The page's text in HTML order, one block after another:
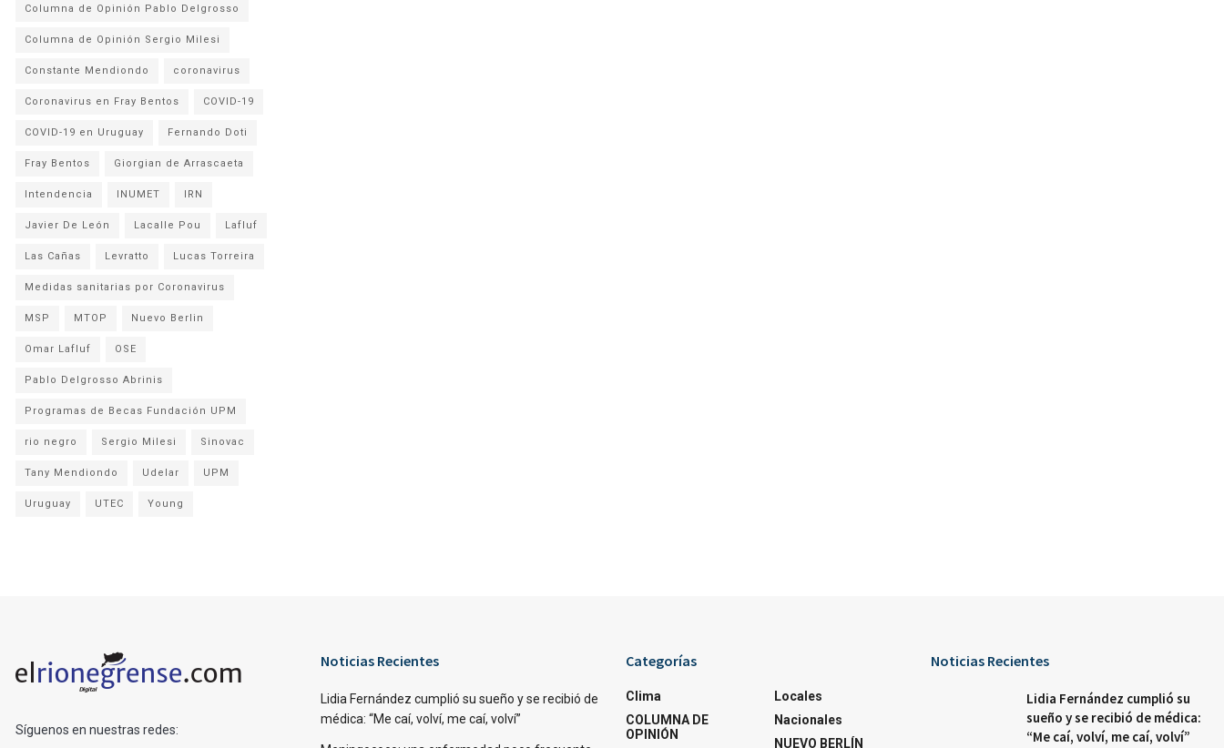
Columna de Opinión Pablo Delgrosso
Columna de Opinión Sergio Milesi
Constante Mendiondo coronavirus
Coronavirus en Fray Bentos COVID-19
COVID-19 en Uruguay Fernando Doti
Fray Bentos Giorgian de Arrascaeta
Intendencia INUMET IRN
Javier De León Lacalle Pou Lafluf
Las Cañas Levratto Lucas Torreira
Medidas sanitarias por Coronavirus
MSP MTOP Nuevo Berlin
Omar Lafluf OSE
Pablo Delgrosso Abrinis
Programas de Becas Fundación UPM
rio negro Sergio Milesi Sinovac
Tany Mendiondo Udelar UPM
Uruguay UTEC Young
Síguenos en nuestras redes:
Noticias Recientes
Lidia Fernández cumplió su sueño y se recibió de
médica: “Me caí, volví, me caí, volví”
Categorías
Clima
COLUMNA DE
OPINIÓN
Locales
Nacionales
NUEVO BERLÍN
Noticias Recientes
Lidia Fernández cumplió su
sueño y se recibió de médica:
“Me caí, volví, me caí, volví”